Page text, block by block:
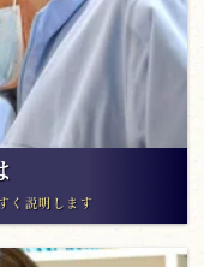
く説明します